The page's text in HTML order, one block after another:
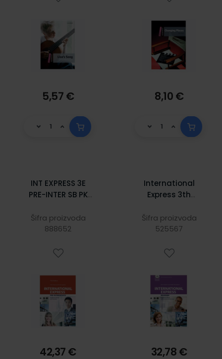
5,57 € 8,10 €
INT EXPRESS 3E
PRE-INTER SB PK
Šifra proizvoda
888652
42,37 €
International
Express 3th
Student Book
Šifra proizvoda
525567
32,78 €